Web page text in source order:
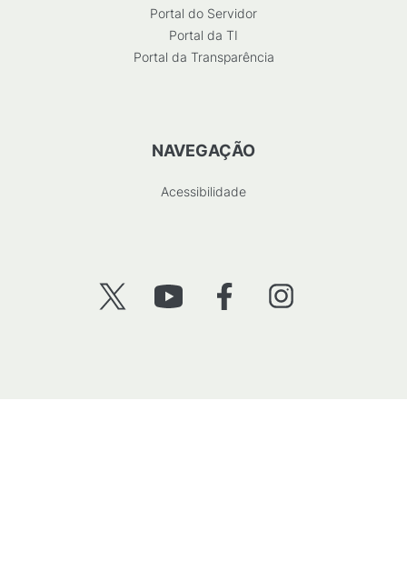
Portal do Servidor
Portal da TI
Portal da Transparência
NAVEGAÇÃO
Acessibilidade